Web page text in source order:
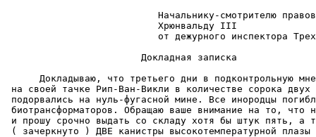
Hачальнику-смотрителю
                           Хрюнвальду III
от дежурного инспектора
                        Докладная записка
Докладываю, что третьего дни в подконтрольную
на своей тачке Рип-Ван-Викли в количестве сорока
подорвались на нуль-фугасной мине. Все инородцы
биотрансформаторов. Обращаю ваше внимание на то, что
и прошу срочно выдать со складу хотя бы штук пять, а
( зачеркнуто ) ДВЕ канистры высокотемпературной